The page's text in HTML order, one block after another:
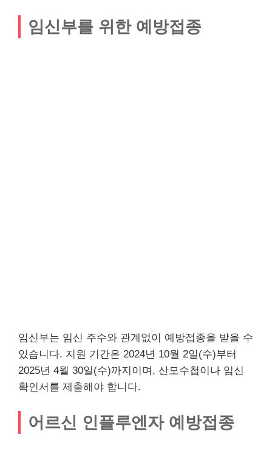
임신부를 위한 예방접종
임신부는 임신 주수와 관계없이 예방접종을 받을 수
있습니다. 지원 기간은 2024년 10월 2일(수)부터
2025년 4월 30일(수)까지이며, 산모수첩이나 임신
확인서를 제출해야 합니다.
어르신 인플루엔자 예방접종